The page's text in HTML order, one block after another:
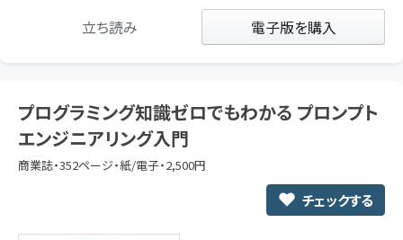
立ち読み 電子版を購入
プログラミング知識ゼロでもわかる プロンプト
エンジニアリング入門
商業誌・352ページ・紙/電子・2,500円
チェックする